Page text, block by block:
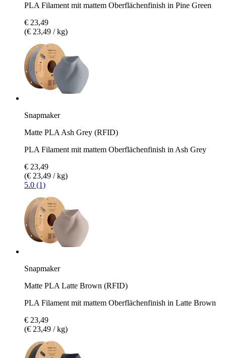
PLA Filament mit mattem Oberflächenfinish in Pine Green
€ 23,49
(€ 23,49 / kg)
Snapmaker
Matte PLA Ash Grey (RFID)
PLA Filament mit mattem Oberflächenfinish in Ash Grey
€ 23,49
(€ 23,49 / kg)
5.0 (1)
Snapmaker
Matte PLA Latte Brown (RFID)
PLA Filament mit mattem Oberflächenfinish in Latte Brown
€ 23,49
(€ 23,49 / kg)